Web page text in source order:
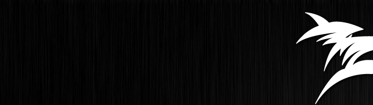
TASKLAN 2021-12 Episode 28